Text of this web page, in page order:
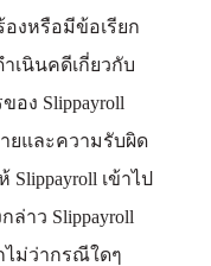
งหรือมีข้อเรียก
เนินคดีเกี่ยวกับ
ง Slippayroll
ยและความรับผิด
เข้าไป
ล่าว Slippayroll
ม่ว่ากรณีใดๆ